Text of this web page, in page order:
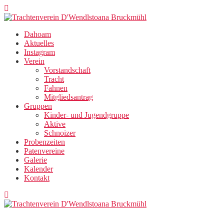
Zum
Inhalt
Dahoam
Aktuelles
Instagram
Verein
Vorstandschaft
Tracht
Fahnen
Mitgliedsantrag
Gruppen
Kinder- und Jugendgruppe
Aktive
Schnoizer
Probenzeiten
Patenvereine
Galerie
Kalender
Kontakt